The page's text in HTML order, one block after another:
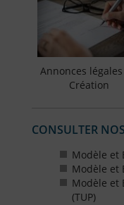
Annonces
Création
CONSULTER
Modèle et
Modèle et
Modèle et
(TUP)